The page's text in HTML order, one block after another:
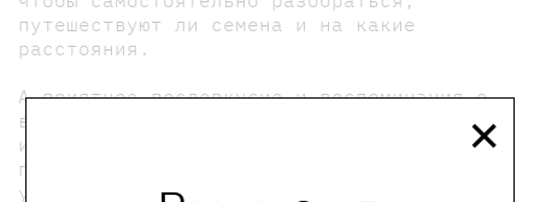
×
путешествуют ли семена и на какие
расстояния.
А приятное послевкусие и воспоминания о
времени, проведённом в домике
издательства «Самокат» обеспечит
прекрасный цветок, который сделает каждый
участник занятия.